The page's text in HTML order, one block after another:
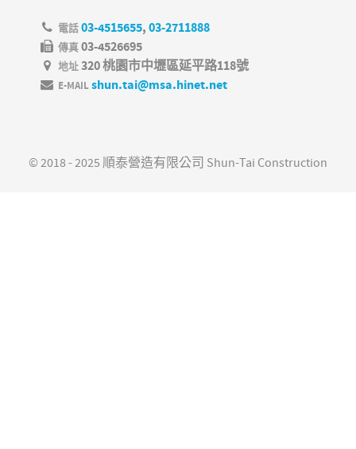
電話 03-4515655, 03-2711888
傳真 03-4526695
地址 320 桃園市中壢區延平路118號
E-MAIL shun.tai@msa.hinet.net
© 2018 - 2025 順泰營造有限公司 Shun-Tai Construction